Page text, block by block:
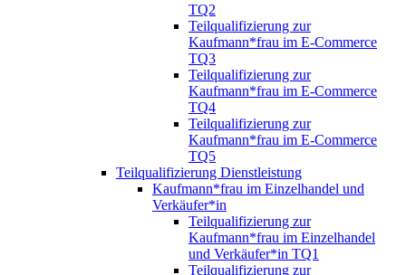
TQ2
Teilqualifizierung zur
Kaufmann*frau im E-Commerce
TQ3
Teilqualifizierung zur
Kaufmann*frau im E-Commerce
TQ4
Teilqualifizierung zur
Kaufmann*frau im E-Commerce
TQ5
Teilqualifizierung Dienstleistung
Kaufmann*frau im Einzelhandel und
Verkäufer*in
Teilqualifizierung zur
Kaufmann*frau im Einzelhandel
und Verkäufer*in TQ1
Teilqualifizierung zur